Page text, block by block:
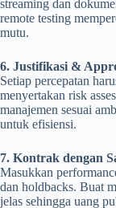
streaming dan
remote testing
mutu.
6. Justifikasi &
Setiap percepatan
menyertakan risk
manajemen sesuai
untuk efisiensi.
7. Kontrak dengan
Masukkan
dan holdbacks. Buat
jelas sehingga uang